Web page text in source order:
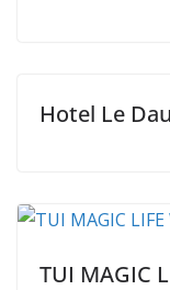
Hotel Le
TUI MAGIC